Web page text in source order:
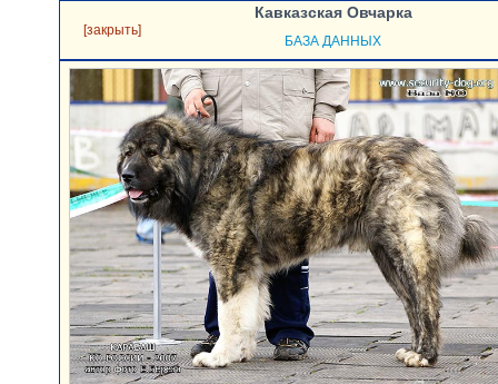
[закрыть]
Кавказская Овчарка
БАЗА ДАННЫХ